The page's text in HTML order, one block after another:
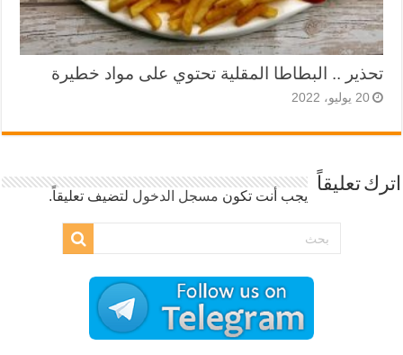
تحذير .. البطاطا المقلية تحتوي على مواد خطيرة
20 يوليو، 2022
اترك تعليقاً
يجب أنت تكون مسجل الدخول لتضيف تعليقاً.